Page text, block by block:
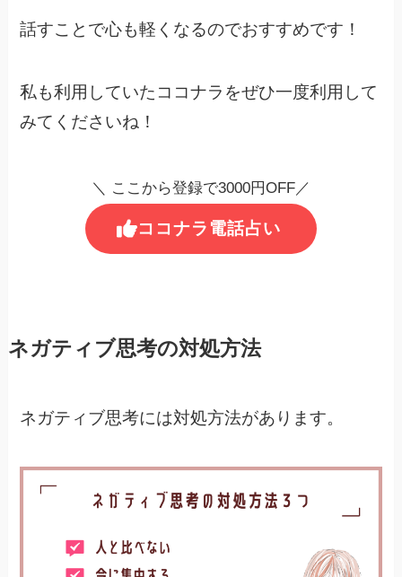
話すことで心も軽くなるのでおすすめです！
私も利用していたココナラをぜひ一度利用して
みてくださいね！
＼ ここから登録で3000円OFF／
ココナラ電話占い
ネガティブ思考の対処方法
ネガティブ思考には対処方法があります。